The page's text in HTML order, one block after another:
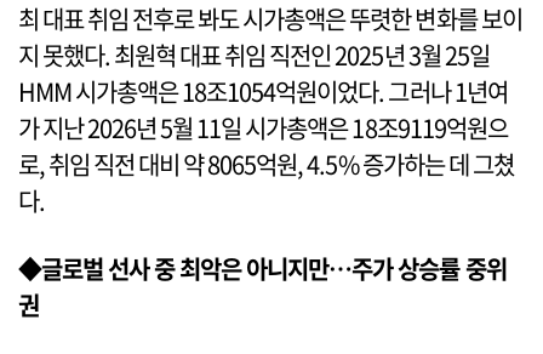
최 대표 취임 전후로 봐도 시가총액은 뚜렷한 변화를 보이
지 못했다. 최원혁 대표 취임 직전인 2025년 3월 25일
HMM 시가총액은 18조1054억원이었다. 그러나 1년여
가 지난 2026년 5월 11일 시가총액은 18조9119억원으
로, 취임 직전 대비 약 8065억원, 4.5% 증가하는 데 그쳤
다.
◆글로벌 선사 중 최악은 아니지만…주가 상승률 중위
권